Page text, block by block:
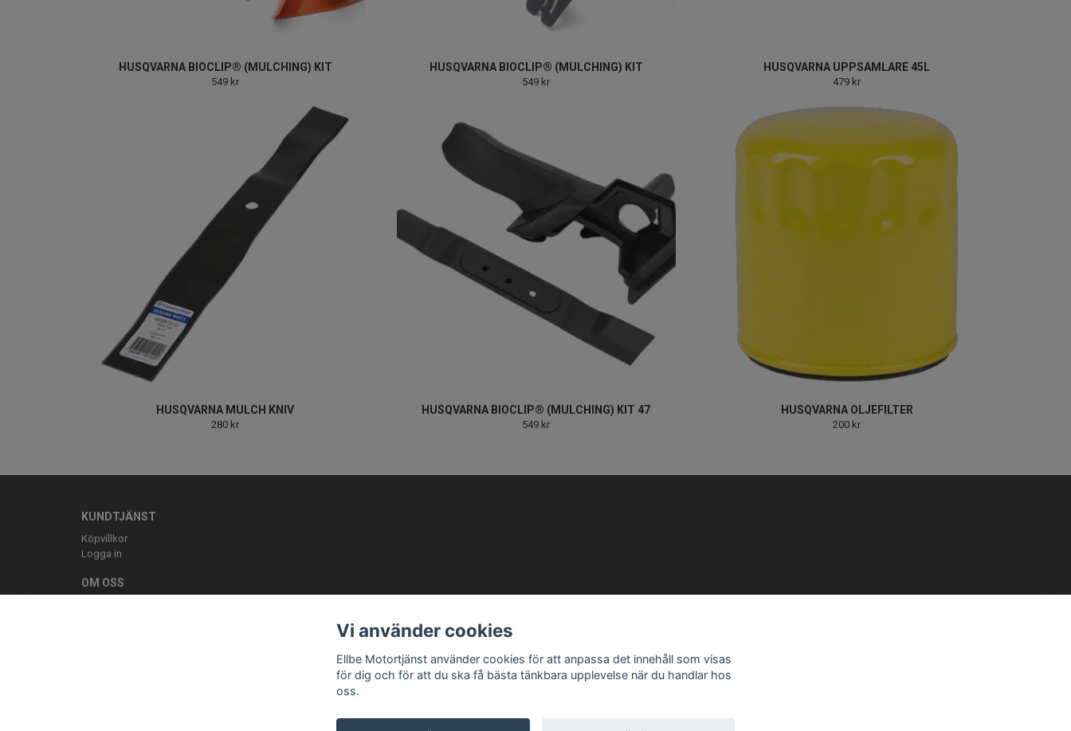
HUSQVARNA BIOCLIP® (MULCHING) KIT
549 kr
HUSQVARNA BIOCLIP® (MULCHING) KIT
549 kr
HUSQVARNA UPPSAMLARE 45L
479 kr
HUSQVARNA MULCH KNIV
280 kr
HUSQVARNA BIOCLIP® (MULCHING) KIT 47
549 kr
HUSQVARNA OLJEFILTER
200 kr
KUNDTJÄNST
Köpvillkor
Logga in
OM OSS
Vi använder cookies
Ellbe Motortjänst använder cookies för att anpassa det innehåll som visas
för dig och för att du ska få bästa tänkbara upplevelse när du handlar hos
oss.